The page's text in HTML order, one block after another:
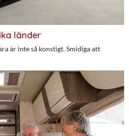
länder
är inte så konstigt. Smidiga att